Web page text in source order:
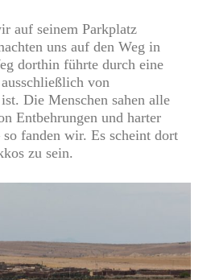
auf seinem Parkplatz
uns auf den Weg in
dorthin führte durch eine
von
Die Menschen sahen alle
Entbehrungen und harter
fanden wir. Es scheint dort
zu sein.